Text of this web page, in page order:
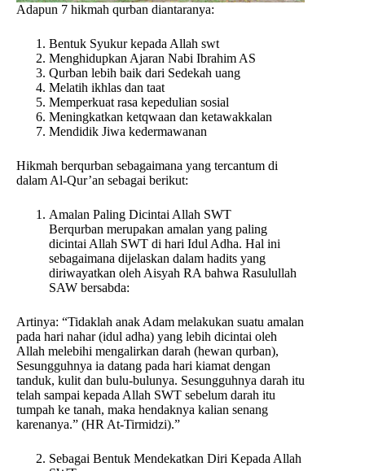
Adapun 7 hikmah qurban diantaranya:
Bentuk Syukur kepada Allah swt
⁠Menghidupkan Ajaran Nabi Ibrahim AS
⁠Qurban lebih baik dari Sedekah uang
⁠Melatih ikhlas dan taat
⁠Memperkuat rasa kepedulian sosial
⁠Meningkatkan ketqwaan dan ketawakkalan
⁠Mendidik Jiwa kedermawanan
Hikmah berqurban sebagaimana yang tercantum di
dalam Al-Qur’an sebagai berikut:
Amalan Paling Dicintai Allah SWT
Berqurban merupakan amalan yang paling
dicintai Allah SWT di hari Idul Adha. Hal ini
sebagaimana dijelaskan dalam hadits yang
diriwayatkan oleh Aisyah RA bahwa Rasulullah
SAW bersabda:
Artinya: “Tidaklah anak Adam melakukan suatu amalan
pada hari nahar (idul adha) yang lebih dicintai oleh
Allah melebihi mengalirkan darah (hewan qurban),
Sesungguhnya ia datang pada hari kiamat dengan
tanduk, kulit dan bulu-bulunya. Sesungguhnya darah itu
telah sampai kepada Allah SWT sebelum darah itu
tumpah ke tanah, maka hendaknya kalian senang
karenanya.” (HR At-Tirmidzi).”
Sebagai Bentuk Mendekatkan Diri Kepada Allah